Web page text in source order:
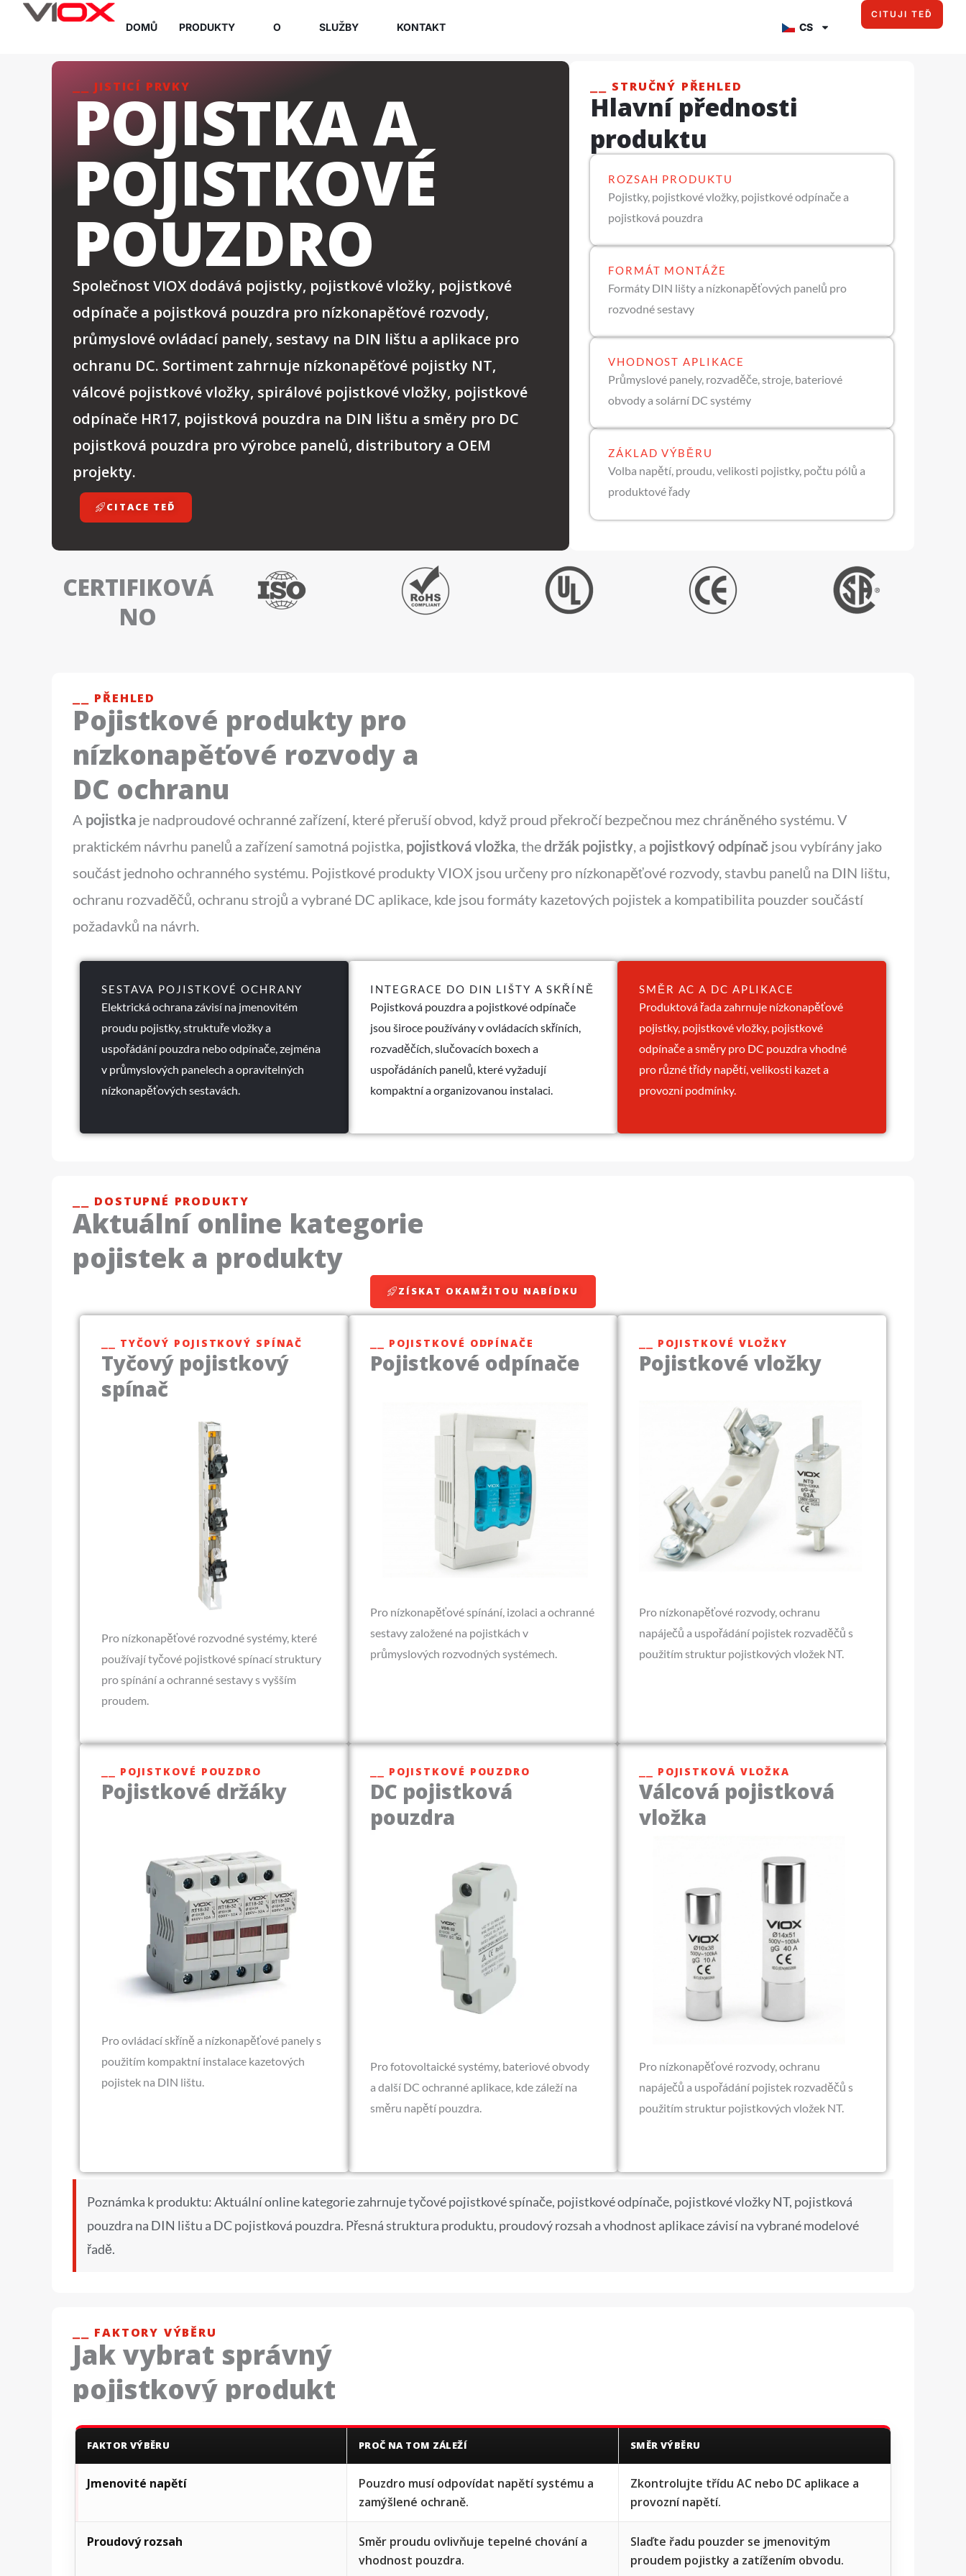
Přejít
DOMŮ PRODUKTY O SLUŽBY KONTAKT CS
CITUJI TEĎ
⎯⎯ JISTICÍ PRVKY
POJISTKA A
POJISTKOVÉ
POUZDRO
Společnost VIOX dodává pojistky, pojistkové vložky, pojistkové
odpínače a pojistková pouzdra pro nízkonapěťové rozvody,
průmyslové ovládací panely, sestavy na DIN lištu a aplikace pro
ochranu DC. Sortiment zahrnuje nízkonapěťové pojistky NT,
válcové pojistkové vložky, spirálové pojistkové vložky, pojistkové
odpínače HR17, pojistková pouzdra na DIN lištu a směry pro DC
pojistková pouzdra pro výrobce panelů, distributory a OEM
projekty.
CITACE TEĎ
⎯⎯ STRUČNÝ PŘEHLED
Hlavní přednosti
produktu
ROZSAH PRODUKTU
Pojistky, pojistkové vložky, pojistkové odpínače a
pojistková pouzdra
FORMÁT MONTÁŽE
Formáty DIN lišty a nízkonapěťových panelů pro
rozvodné sestavy
VHODNOST APLIKACE
Průmyslové panely, rozvaděče, stroje, bateriové
obvody a solární DC systémy
ZÁKLAD VÝBĚRU
Volba napětí, proudu, velikosti pojistky, počtu pólů a
produktové řady
CERTIFIKOVÁ
NO
⎯⎯ PŘEHLED
Pojistkové produkty pro
nízkonapěťové rozvody a
DC ochranu
A pojistka je nadproudové ochranné zařízení, které přeruší obvod, když proud překročí bezpečnou mez chráněného systému. V
praktickém návrhu panelů a zařízení samotná pojistka, pojistková vložka, thedržák pojistky, a pojistkový odpínač jsou vybírány jako
součást jednoho ochranného systému. Pojistkové produkty VIOX jsou určeny pro nízkonapěťové rozvody, stavbu panelů na DIN lištu,
ochranu rozvaděčů, ochranu strojů a vybrané DC aplikace, kde jsou formáty kazetových pojistek a kompatibilita pouzder součástí
požadavků na návrh.
SESTAVA POJISTKOVÉ OCHRANY
Elektrická ochrana závisí na jmenovitém
proudu pojistky, struktuře vložky a
uspořádání pouzdra nebo odpínače, zejména
v průmyslových panelech a opravitelných
nízkonapěťových sestavách.
INTEGRACE DO DIN LIŠTY A SKŘÍNĚ
Pojistková pouzdra a pojistkové odpínače
jsou široce používány v ovládacích skříních,
rozvaděčích, slučovacích boxech a
uspořádáních panelů, které vyžadují
kompaktní a organizovanou instalaci.
SMĚR AC A DC APLIKACE
Produktová řada zahrnuje nízkonapěťové
pojistky, pojistkové vložky, pojistkové
odpínače a směry pro DC pouzdra vhodné
pro různé třídy napětí, velikosti kazet a
provozní podmínky.
⎯⎯ DOSTUPNÉ PRODUKTY
Aktuální online kategorie
pojistek a produkty
ZÍSKAT OKAMŽITOU NABÍDKU
⎯⎯ TYČOVÝ POJISTKOVÝ SPÍNAČ
Tyčový pojistkový
spínač
Pro nízkonapěťové rozvodné systémy, které
používají tyčové pojistkové spínací struktury
pro spínání a ochranné sestavy s vyšším
proudem.
⎯⎯ POJISTKOVÉ ODPÍNAČE
Pojistkové odpínače
Pro nízkonapěťové spínání, izolaci a ochranné
sestavy založené na pojistkách v
průmyslových rozvodných systémech.
⎯⎯ POJISTKOVÉ VLOŽKY
Pojistkové vložky
Pro nízkonapěťové rozvody, ochranu
napáječů a uspořádání pojistek rozvaděčů s
použitím struktur pojistkových vložek NT.
⎯⎯ POJISTKOVÉ POUZDRO
Pojistkové držáky
Pro ovládací skříně a nízkonapěťové panely s
použitím kompaktní instalace kazetových
pojistek na DIN lištu.
⎯⎯ POJISTKOVÉ POUZDRO
DC pojistková
pouzdra
Pro fotovoltaické systémy, bateriové obvody
a další DC ochranné aplikace, kde záleží na
směru napětí pouzdra.
⎯⎯ POJISTKOVÁ VLOŽKA
Válcová pojistková
vložka
Pro nízkonapěťové rozvody, ochranu
napáječů a uspořádání pojistek rozvaděčů s
použitím struktur pojistkových vložek NT.
Poznámka k produktu: Aktuální online kategorie zahrnuje tyčové pojistkové spínače, pojistkové odpínače, pojistkové vložky NT, pojistková
pouzdra na DIN lištu a DC pojistková pouzdra. Přesná struktura produktu, proudový rozsah a vhodnost aplikace závisí na vybrané modelové
řadě.
⎯⎯ FAKTORY VÝBĚRU
Jak vybrat správný
pojistkový produkt
FAKTOR VÝBĚRU PROČ NA TOM ZÁLEŽÍ SMĚR VÝBĚRU
Jmenovité napětí
Pouzdro musí odpovídat napětí systému a
zamýšlené ochraně.
Zkontrolujte třídu AC nebo DC aplikace a
provozní napětí.
Proudový rozsah
Směr proudu ovlivňuje tepelné chování a
vhodnost pouzdra.
Slaďte řadu pouzder se jmenovitým
proudem pojistky a zatížením obvodu.